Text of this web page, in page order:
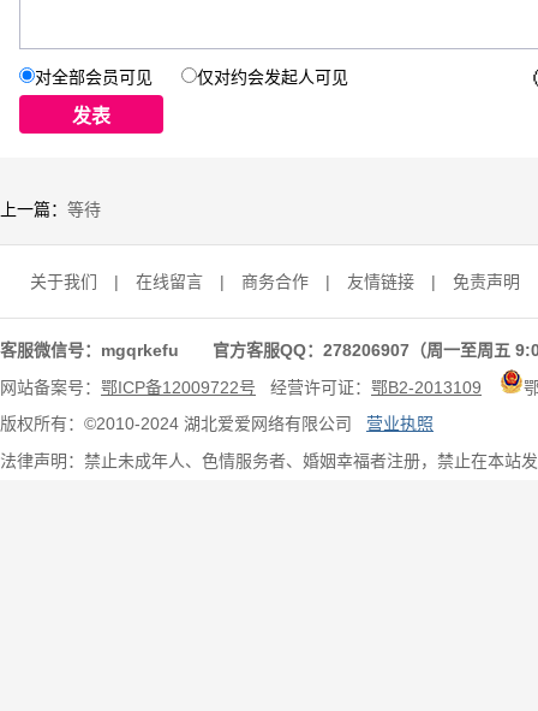
对全部会员可见 仅对约会发起人可见
上一篇： 等待
关于我们 | 在线留言 | 商务合作 | 友情链接 | 免责声明
客服微信号：mgqrkefu 官方客服QQ：278206907（周一至周五
网站备案号： 鄂ICP备12009722号 经营许可证： 鄂B2-2013109
版权所有：©2010-2024 湖北爱爱网络有限公司 营业执照
法律声明：禁止未成年人、色情服务者、婚姻幸福者注册，禁止在本站